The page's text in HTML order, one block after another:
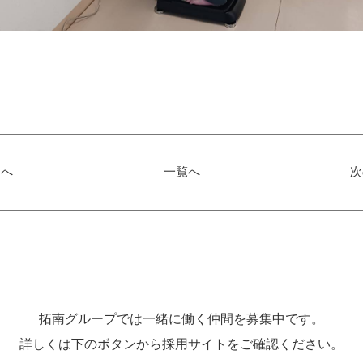
一覧へ
拓南グループでは一緒に働く 仲間を募集中です。
詳しくは下のボタンから採用サイトをご確認ください。